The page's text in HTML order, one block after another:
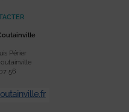
Périer
56